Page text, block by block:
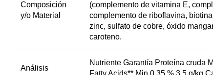
Composición
y/o Material
(complemento de vitamina E,
complemento de riboflavina,
zinc, sulfato de cobre, óxido
caroteno.
Análisis
Nutriente Garantía Proteína cruda
Fatty Acids** Min 0.35 % 3.5 g/kg
Instagram
WhatsApp